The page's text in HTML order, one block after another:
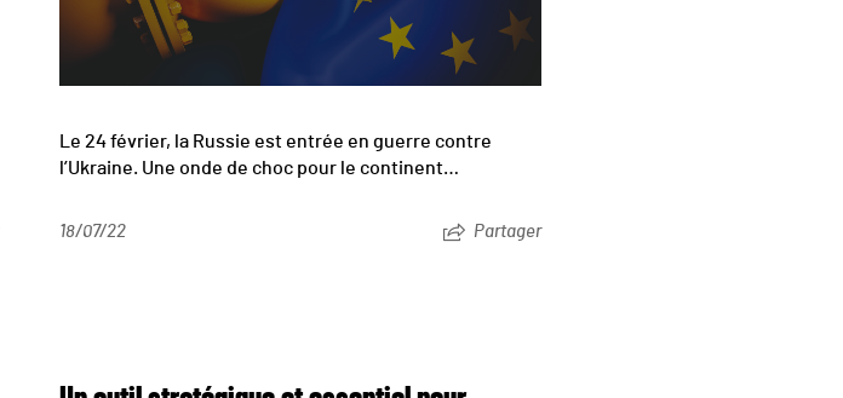
Le 24 février, la Russie est entrée en guerre contre
l’Ukraine. Une onde de choc pour le continent…
18/07/22 Partager